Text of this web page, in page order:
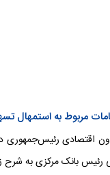
رئیس بانک مرکزی به شرح